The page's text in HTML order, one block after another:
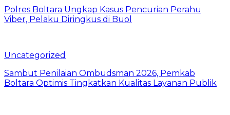
Polres Boltara Ungkap Kasus Pencurian Perahu
Viber, Pelaku Diringkus di Buol
Uncategorized
Sambut Penilaian Ombudsman 2026, Pemkab
Boltara Optimis Tingkatkan Kualitas Layanan Publik